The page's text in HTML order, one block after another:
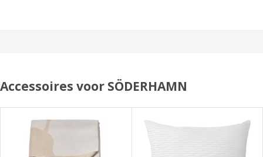
Accessoires voor SÖDERHAMN